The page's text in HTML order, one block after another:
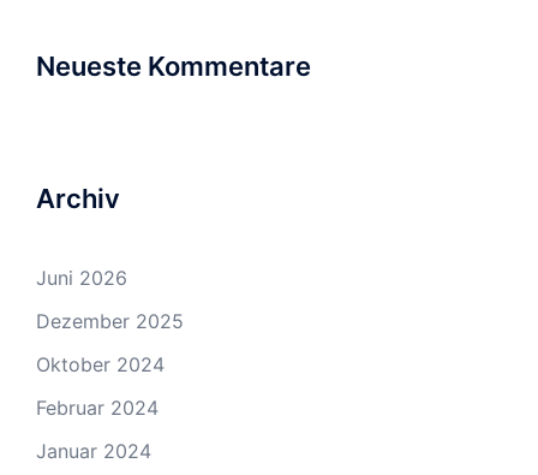
Neueste Kommentare
Archiv
Juni 2026
Dezember 2025
Oktober 2024
Februar 2024
Januar 2024